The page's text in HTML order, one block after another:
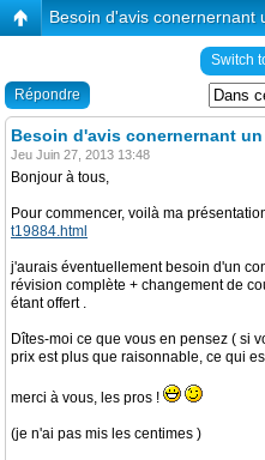
Besoin d'avis conernernant
Switch
Répondre
Besoin d'avis conernernant un
Jeu Juin 27, 2013 13:48
Bonjour à tous,
Pour commencer, voilà ma
t19884.html
j'aurais éventuellement besoin d'un
révision complète + changement de
étant offert .
Dîtes-moi ce que vous en pensez ( si
prix est plus que raisonnable, ce qui
merci à vous, les pros !
(je n'ai pas mis les centimes )